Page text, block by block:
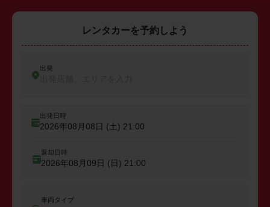
レンタカーを予約しよう
出発
出発日時
2026年08月08日 (土) 21:00
返却日時
2026年08月09日 (日) 21:00
車両タイプ